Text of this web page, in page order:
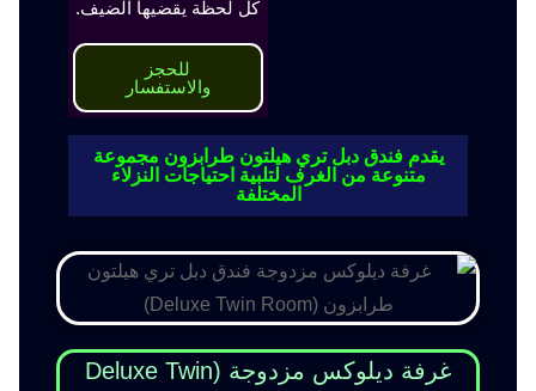
كل لحظة يقضيها الضيف.
للحجز
والاستفسار
يقدم فندق دبل تري هيلتون طرابزون مجموعة
متنوعة من الغرف لتلبية احتياجات النزلاء
المختلفة
غرفة ديلوكس مزدوجة (Deluxe Twin